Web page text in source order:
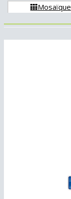
Mosaïque